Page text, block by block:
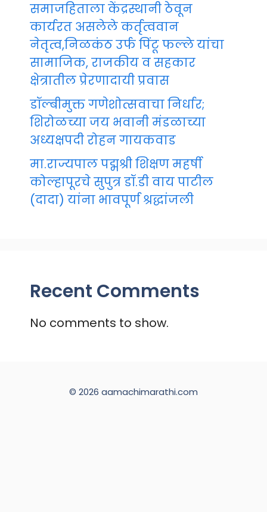
समाजहिताला केंद्रस्थानी ठेवून
कार्यरत असलेले कर्तृत्ववान
नेतृत्व,निळकंठ उर्फ पिंटू फल्ले यांचा
सामाजिक, राजकीय व सहकार
क्षेत्रातील प्रेरणादायी प्रवास
डॉल्बीमुक्त गणेशोत्सवाचा निर्धार;
शिरोळच्या जय भवानी मंडळाच्या
अध्यक्षपदी रोहन गायकवाड
मा.राज्यपाल पद्मश्री शिक्षण महर्षी
कोल्हापूरचे सुपुत्र डॉ.डी वाय पाटील
(दादा) यांना भावपूर्ण श्रद्धांजली
Recent Comments
No comments to show.
© 2026 aamachimarathi.com